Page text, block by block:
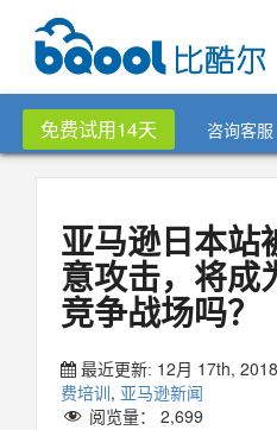
免费试用14天 咨询客服
亚马逊日本站
意攻击，将成
竞争战场吗？
最近更新: 12月 17th, 2018
费培训, 亚马逊新闻
阅览量： 2,699